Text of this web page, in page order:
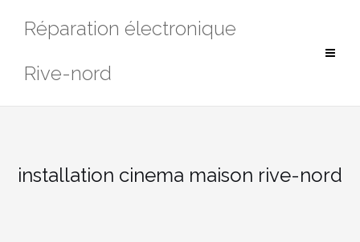
Réparation électronique
Rive-nord
installation cinema maison rive-nord